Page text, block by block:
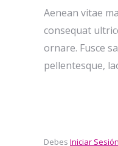
Aenean vitae
consequat
ornare. Fusce
pellentesque,
Debes Iniciar Sesión